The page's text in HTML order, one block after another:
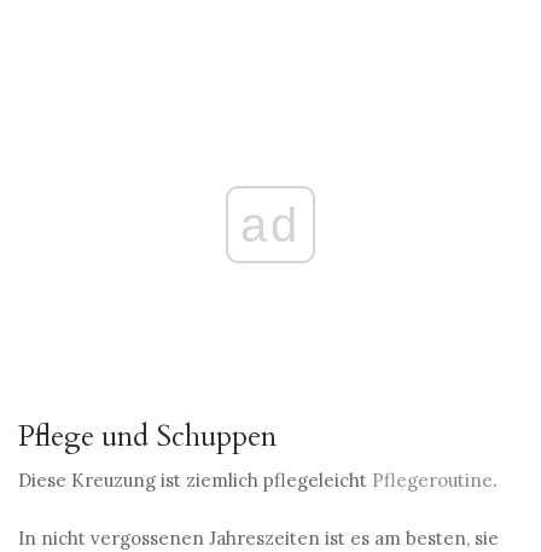
ad
Pflege und Schuppen
Diese Kreuzung ist ziemlich pflegeleicht Pflegeroutine.
In nicht vergossenen Jahreszeiten ist es am besten, sie